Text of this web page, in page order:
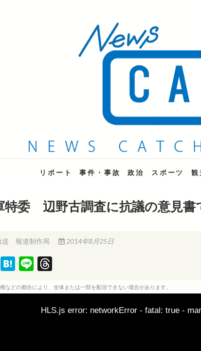
Headline
曜〜金曜 午後6時15分放送
リポート 事件・事故 政治 スポーツ 観
特委 辺野古調査に抗議の意見書
送 報道制作局 2014年8月25日
H
t
n
r
e
などの都合により、全体または一部を配信できない場合があります。
HLS.js error: networkError - fatal: true -